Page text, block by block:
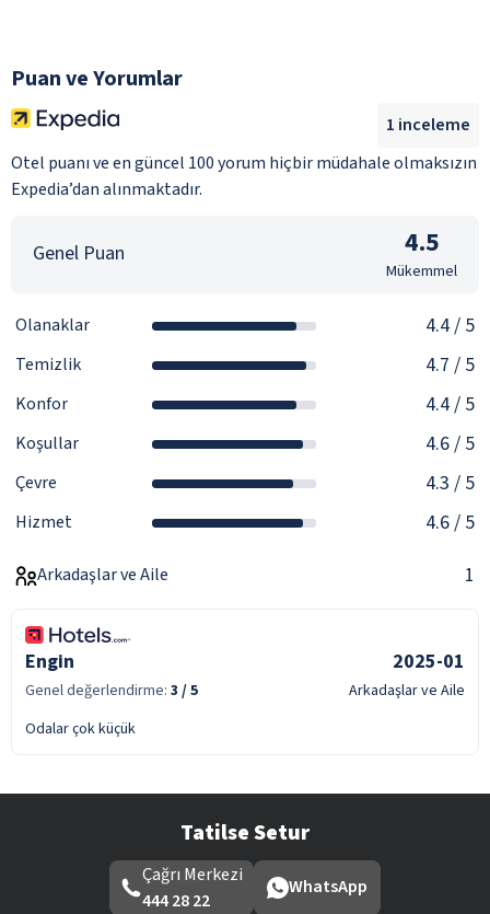
Puan ve Yorumlar
Otel puanı ve en güncel 100 yorum hiçbir müdahale olmaksızın
Expedia’dan alınmaktadır.
1 inceleme
Genel Puan 4.5
Mükemmel
Olanaklar 4.4/ 5
Temizlik 4.7 / 5
Konfor 4.4/ 5
Koşullar 4.6/ 5
Çevre 4.3 / 5
Hizmet 4.6/ 5
Arkadaşlar ve Aile 1
Engin 2025-01
Genel değerlendirme: 3 / 5
Arkadaşlar ve Aile
Odalar çok küçük
Tatilse Setur
Çağrı Merkezi
444 28 22
WhatsApp